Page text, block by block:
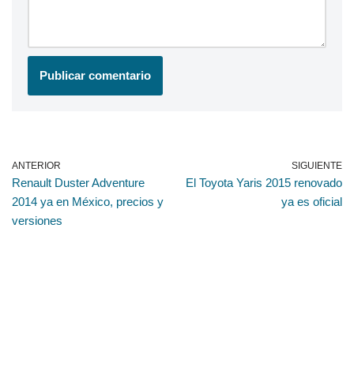
ANTERIOR
Renault Duster Adventure
2014 ya en México, precios y
versiones
SIGUIENTE
El Toyota Yaris 2015 renovado
ya es oficial